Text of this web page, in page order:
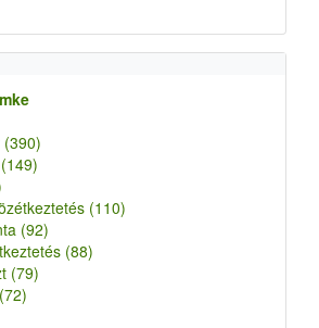
(390)
(149)
(110)
(92)
(88)
(79)
(72)